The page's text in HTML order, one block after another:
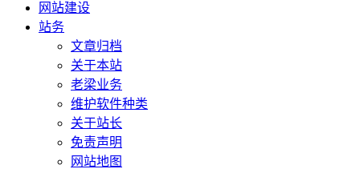
网站建设
站务
文章归档
关于本站
老梁业务
维护软件种类
关于站长
免责声明
网站地图